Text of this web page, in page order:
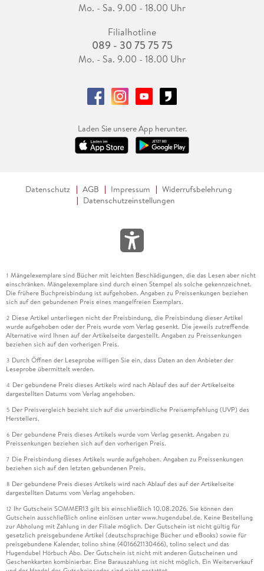
Mo. - Sa. 9.00 - 18.00 Uhr
Filialhotline
089 - 30 75 75 75
Mo. - Sa. 9.00 - 18.00 Uhr
Laden Sie unsere App herunter.
Datenschutz AGB Impressum
Widerrufsbelehrung
Datenschutzeinstellungen
1 Mängelexemplare sind Bücher mit leichten Beschädigungen, die das Lesen aber nicht
einschränken. Mängelexemplare sind durch einen Stempel als solche gekennzeichnet.
Die frühere Buchpreisbindung ist aufgehoben. Angaben zu Preissenkungen beziehen
sich auf den gebundenen Preis eines mangelfreien Exemplars.
2 Diese Artikel unterliegen nicht der Preisbindung, die Preisbindung dieser Artikel
wurde aufgehoben oder der Preis wurde vom Verlag gesenkt. Die jeweils zutreffende
Alternative wird Ihnen auf der Artikelseite dargestellt. Angaben zu Preissenkungen
beziehen sich auf den vorherigen Preis.
3 Durch Öffnen der Leseprobe willigen Sie ein, dass Daten an den Anbieter der
Leseprobe übermittelt werden.
4 Der gebundene Preis dieses Artikels wird nach Ablauf des auf der Artikelseite
dargestellten Datums vom Verlag angehoben.
5 Der Preisvergleich bezieht sich auf die unverbindliche Preisempfehlung (UVP) des
Herstellers.
6 Der gebundene Preis dieses Artikels wurde vom Verlag gesenkt. Angaben zu
Preissenkungen beziehen sich auf den vorherigen Preis.
7 Die Preisbindung dieses Artikels wurde aufgehoben. Angaben zu Preissenkungen
beziehen sich auf den letzten gebundenen Preis.
8 Der gebundene Preis dieses Artikels wird nach Ablauf des auf der Artikelseite
dargestellten Datums vom Verlag angehoben.
12 Ihr Gutschein SOMMER13 gilt bis einschließlich 10.08.2026. Sie können den
Gutschein ausschließlich online einlösen unter www.hugendubel.de. Keine Bestellung
zur Abholung mit Zahlung in der Filiale möglich. Der Gutschein ist nicht gültig für
gesetzlich preisgebundene Artikel (deutschsprachige Bücher und eBooks) sowie für
preisgebundene Kalender, tolino shine (4016621130466), tolino select und das
Hugendubel Hörbuch Abo. Der Gutschein ist nicht mit anderen Gutscheinen und
Geschenkkarten kombinierbar. Eine Barauszahlung ist nicht möglich. Ein Weiterverkauf